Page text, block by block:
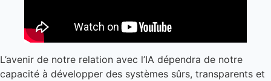
L’avenir de notre relation avec l’IA dépendra de notre
capacité à développer des systèmes sûrs, transparents et